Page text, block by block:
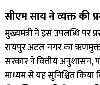
सीएम साय ने व्यक्त की
मुख्यमंत्री ने इस उपलब्धि पर
रायपुर अटल नगर का
सरकार ने वित्तीय अनुशासन,
माध्यम से यह सुनिश्चित